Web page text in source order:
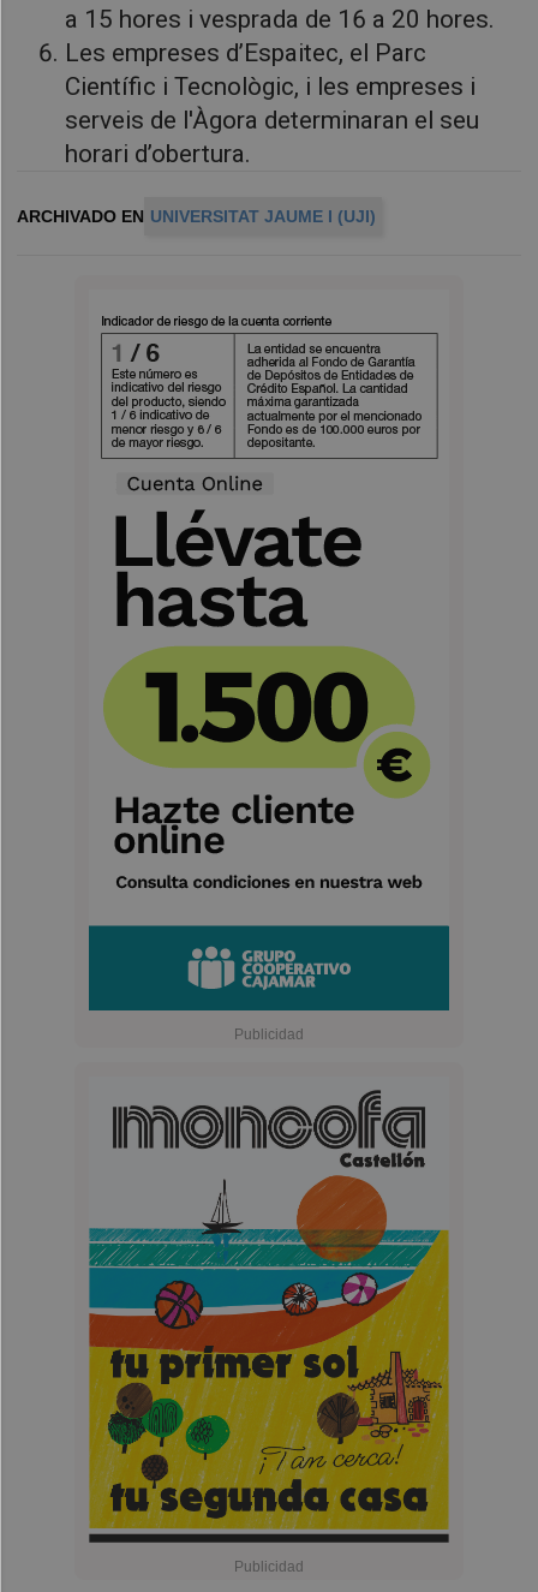
a 15 hores i vesprada de 16 a 20 hores.
Les empreses d’Espaitec, el Parc
Científic i Tecnològic, i les empreses i
serveis de l'Àgora determinaran el seu
horari d’obertura.
ARCHIVADO EN UNIVERSITAT JAUME I (UJI)